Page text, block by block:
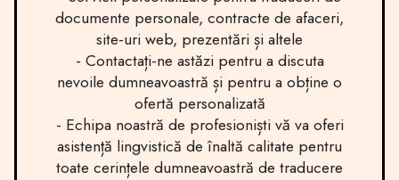
documente personale, contracte de afaceri,
site-uri web, prezentări și altele
- Contactați-ne astăzi pentru a discuta
nevoile dumneavoastră și pentru a obține o
ofertă personalizată
- Echipa noastră de profesioniști vă va oferi
asistență lingvistică de înaltă calitate pentru
toate cerințele dumneavoastră de traducere